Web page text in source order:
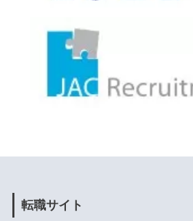
転職サイト